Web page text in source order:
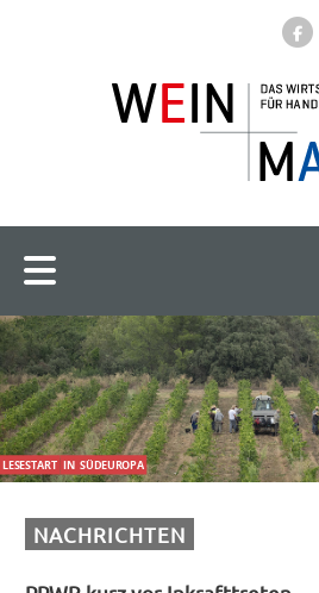
LESESTART IN SÜDEUROPA
NACHRICHTEN